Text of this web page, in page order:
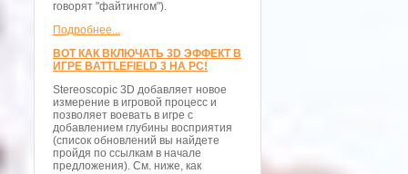
говорят "файтингом").
Подробнее...
ВОТ КАК ВКЛЮЧАТЬ 3D ЭФФЕКТ В
ИГРЕ BATTLEFIELD 3 НА PC!
Stereoscopic 3D добавляет новое
измерение в игровой процесс и
позволяет воевать в игре с
добавлением глубины восприятия
(список обновлений вы найдете
пройдя по ссылкам в начале
предложения). См. ниже, как